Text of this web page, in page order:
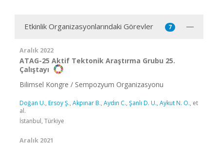
Etkinlik Organizasyonlarındaki Görevler 7
Aralık 2022
ATAG-25 Aktif Tektonik Araştırma Grubu 25.
Çalıştayı
Bilimsel Kongre / Sempozyum Organizasyonu
Doğan U., Ersoy Ş., Akpınar B., Aydın C., Şanlı D. U., Aykut N. O., et
al.
İstanbul, Türkiye
Aralık 2021